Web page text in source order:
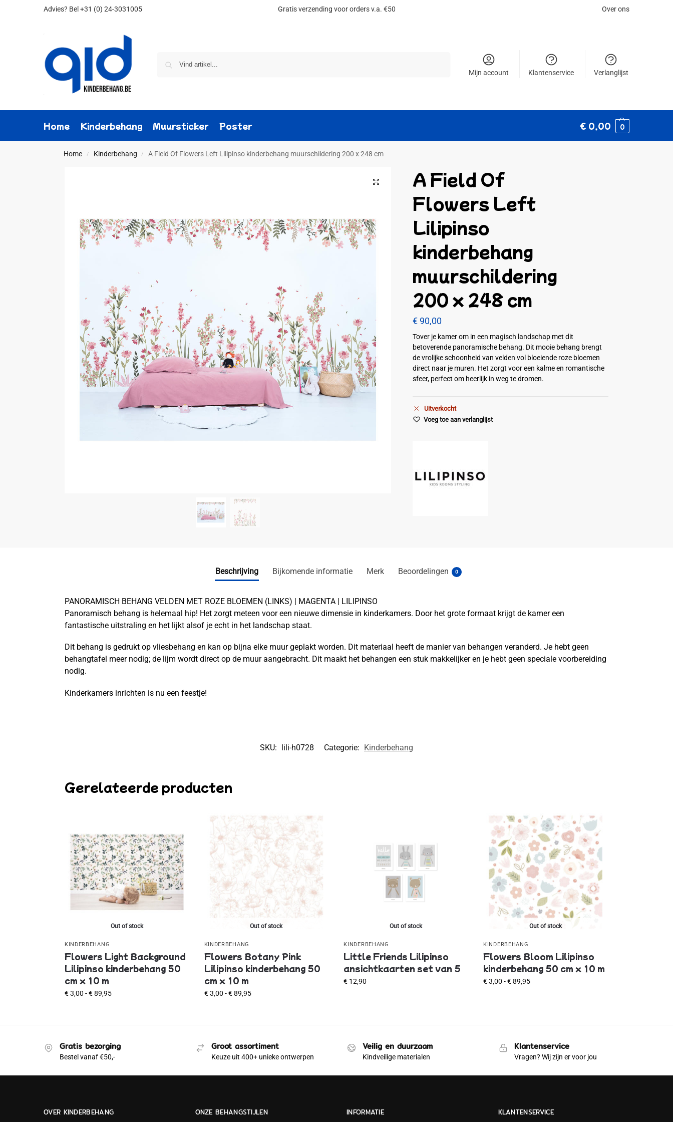
Advies? Bel +31 (0) 24-3031005 Gratis verzending voor orders v.a. €50 Over ons
Mijn account Klantenservice Verlanglijst
Home Kinderbehang Muursticker Poster € 0,00 0
Home / Kinderbehang / A Field Of Flowers Left Lilipinso kinderbehang muurschildering 200 x 248 cm
A Field Of
Flowers Left
Lilipinso
kinderbehang
muurschildering
200 x 248 cm
€ 90,00
Tover je kamer om in een magisch landschap met dit
betoverende panoramische behang. Dit mooie behang brengt
de vrolijke schoonheid van velden vol bloeiende roze bloemen
direct naar je muren. Het zorgt voor een kalme en romantische
sfeer, perfect om heerlijk in weg te dromen.
Uitverkocht
Voeg toe aan verlanglijst
Beschrijving Bijkomende informatie Merk Beoordelingen 0
PANORAMISCH BEHANG VELDEN MET ROZE BLOEMEN (LINKS) | MAGENTA | LILIPINSO
Panoramisch behang is helemaal hip! Het zorgt meteen voor een nieuwe dimensie in kinderkamers. Door het grote formaat krijgt de kamer een
fantastische uitstraling en het lijkt alsof je echt in het landschap staat.
Dit behang is gedrukt op vliesbehang en kan op bijna elke muur geplakt worden. Dit materiaal heeft de manier van behangen veranderd. Je hebt geen
behangtafel meer nodig; de lijm wordt direct op de muur aangebracht. Dit maakt het behangen een stuk makkelijker en je hebt geen speciale voorbereiding
nodig.
Kinderkamers inrichten is nu een feestje!
SKU: lili-h0728 Categorie: Kinderbehang
Gerelateerde producten
Out of stock
KINDERBEHANG
Flowers Light Background
Lilipinso kinderbehang 50
cm x 10 m
€3,00 -€89,95
Out of stock
KINDERBEHANG
Flowers Botany Pink
Lilipinso kinderbehang 50
cm x 10 m
€3,00 - €89,95
Out of stock
KINDERBEHANG
Little Friends Lilipinso
ansichtkaarten set van 5
€ 12,90
Out of stock
KINDERBEHANG
Flowers Bloom Lilipinso
kinderbehang 50 cm x 10 m
€3,00 -€89,95
Gratis bezorging
Bestel vanaf €50,-
Groot assortiment
Keuze uit 400+ unieke ontwerpen
Veilig en duurzaam
Kindveilige materialen
Klantenservice
Vragen? Wij zijn er voor jou
OVER KINDERBEHANG ONZE BEHANGSTIJLEN INFORMATIE KLANTENSERVICE